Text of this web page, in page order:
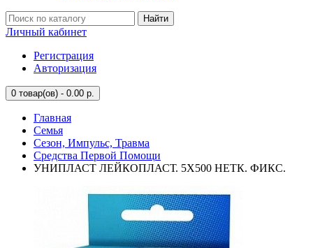
Найти
Личный кабинет
Регистрация
Авторизация
0 товар(ов) - 0.00 р.
Главная
Семья
Сезон, Импульс, Травма
Средства Первой Помощи
УНИПЛАСТ ЛЕЙКОПЛАСТ. 5Х500 НЕТК. ФИКС.